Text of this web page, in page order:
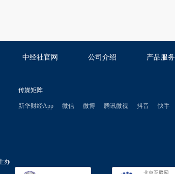
中经社官网 公司介绍 产品服务
办
传媒矩阵
新华财经App 微信 微博 腾讯微视 抖音 快手